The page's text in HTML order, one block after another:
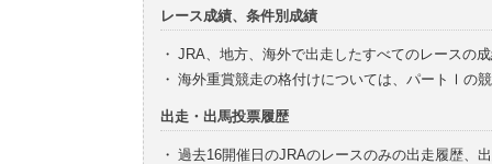
レース成績、条件別成績
・ JRA、地方、海外で出走したすべてのレースの
・ 海外重賞競走の格付けについては、パートⅠの
出走・出馬投票履歴
・ 過去16開催日のJRAのレースのみの出走履歴、